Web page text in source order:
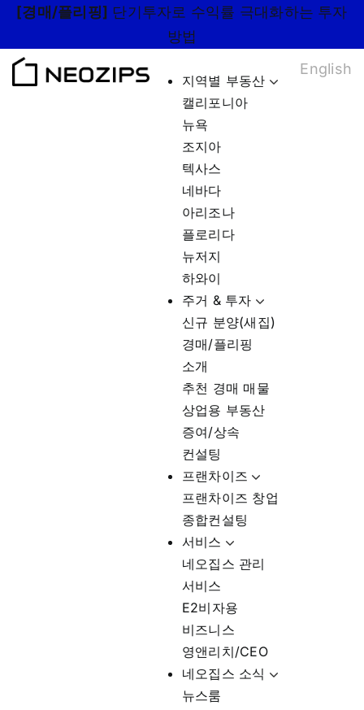
Skip
content
[경매/플리핑] 단기투자로 수익률 극대화하는 투자
방법
지역별 부동산
캘리포니아
뉴욕
조지아
텍사스
네바다
아리조나
플로리다
뉴저지
하와이
주거 & 투자
신규 분양(새집)
경매/플리핑
소개
추천 경매 매물
상업용 부동산
증여/상속
컨설팅
프랜차이즈
프랜차이즈 창업
종합컨설팅
서비스
네오집스 관리
서비스
E2비자용
비즈니스
영앤리치/CEO
네오집스 소식
뉴스룸
English